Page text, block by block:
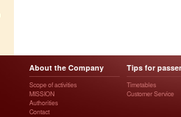
About the Company
Scope of activities
MISSION
Authorities
Contact
Tips for
Timetables
Customer Service